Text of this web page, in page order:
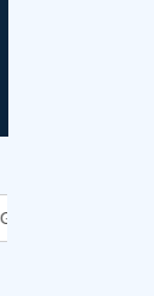
postura de